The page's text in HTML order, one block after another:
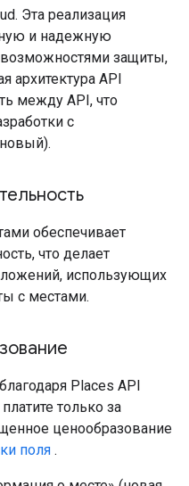
Эта реализация
и надежную
защиты,
архитектура API
между API, что
с
обеспечивает
что делает
использующих
с местами.
Places API
только за
ценообразование
поля .